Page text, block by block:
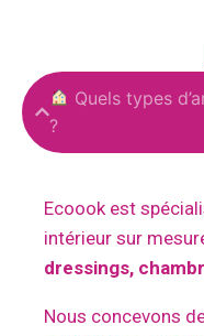
Quels types
?
Ecoook est
intérieur sur
dressings,
Nous concevons